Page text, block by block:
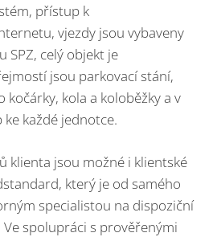
přístup k
vjezdy jsou vybaveny
SPZ, celý objekt je
jsou parkovací stání,
kola a koloběžky a v
každé jednotce.
klienta jsou možné i klientské
který je od samého
specialistou na dispoziční
spolupráci s prověřenými